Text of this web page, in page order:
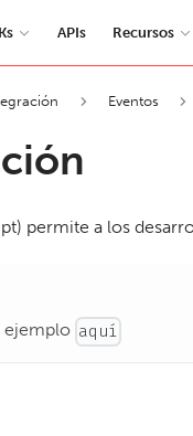
APIs Recursos
Eventos
permite a los
ejemplo aquí